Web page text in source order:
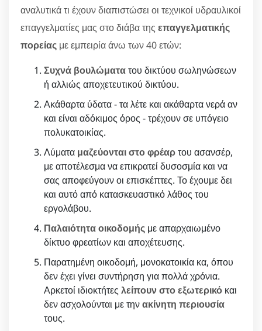
αναλυτικά τι έχουν διαπιστώσει οι τεχνικοί υδραυλικοί
επαγγελματίες μας στο διάβα της επαγγελματικής
πορείας με εμπειρία άνω των 40 ετών:
Συχνά βουλώματατου δικτύου σωληνώσεων
ή αλλιώς αποχετευτικού δικτύου.
Ακάθαρτα ύδατα - τα λέτε και ακάθαρτα νερά αν
και είναι αδόκιμος όρος - τρέχουν σε υπόγειο
πολυκατοικίας.
Λύματα μαζεύονται στο φρέαρτου ασανσέρ,
με αποτέλεσμα να επικρατεί δυσοσμία και να
σας αποφεύγουν οι επισκέπτες. Το έχουμε δει
και αυτό από κατασκευαστικό λάθος του
εργολάβου.
Παλαιότητα οικοδομής με απαρχαιωμένο
δίκτυο φρεατίων και αποχέτευσης.
Παρατημένη οικοδομή, μονοκατοικία κα, όπου
δεν έχει γίνει συντήρηση για πολλά χρόνια.
Αρκετοί ιδιοκτήτες λείπουν στο εξωτερικό και
δεν ασχολούνται με τηνακίνητη περιουσία
τους.